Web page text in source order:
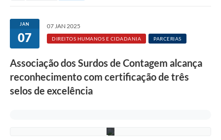
JAN
07
07 JAN 2025
DIREITOS HUMANOS E CIDADANIA PARCERIAS
Associação dos Surdos de Contagem alcança
reconhecimento com certificação de três
selos de excelência
o
:
r
q
u